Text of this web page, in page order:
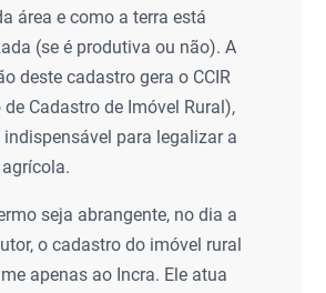
área e como a terra está
(se é produtiva ou não). A
deste cadastro gera o CCIR
Cadastro de Imóvel Rural),
para legalizar a
seja abrangente, no dia a
o cadastro do imóvel rural
apenas ao Incra. Ele atua